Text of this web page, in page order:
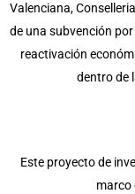
Valenciana,
de una subvención
reactivación
dentro de
Este proyecto de
marco